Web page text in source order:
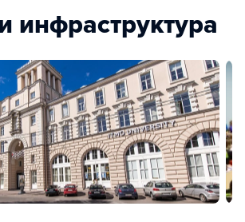
инфраструктура